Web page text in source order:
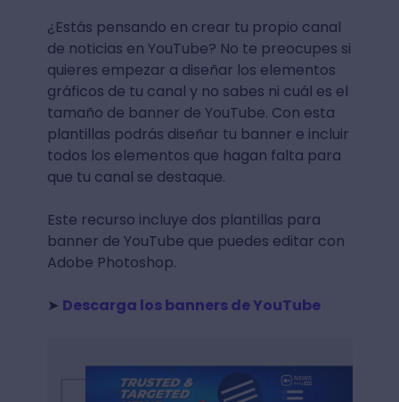
¿Estás pensando en crear tu propio canal
de noticias en YouTube? No te preocupes si
quieres empezar a diseñar los elementos
gráficos de tu canal y no sabes ni cuál es el
tamaño de banner de YouTube. Con esta
plantillas podrás diseñar tu banner e incluir
todos los elementos que hagan falta para
que tu canal se destaque.
Este recurso incluye dos plantillas para
banner de YouTube que puedes editar con
Adobe Photoshop.
➤ Descarga los banners de YouTube